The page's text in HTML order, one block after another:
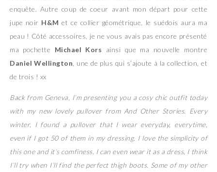
enquête. Autre coup de coeur avant mon départ pour cette
jupe noir H&M et ce collier géométrique, le suédois aura ma
peau ! Côté accessoires, je ne vous avais pas encore présenté
ma pochette Michael Kors ainsi que ma nouvelle montre
Daniel Wellington , une de plus qui s’ajoute à la collection, et
de trois ! xx
Back from Geneva, I’m presenting you a cosy chic outfit today
with my new lovely pullover from And Other Stories. Every
winter, I found a pullover that I wear everyday, everytime,
even if I got 50 of them in my dressing. I love the simplicity of
this one and it’s comfiness. I can even wear it as a dress, I think
I’ll try when I’ll find the perfect thigh boots. Some of my other